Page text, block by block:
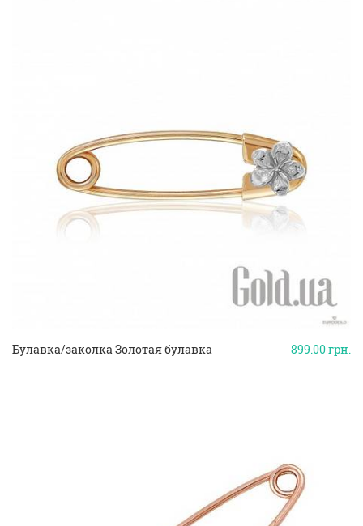
899.00грн.
Булавка/заколка Золотая булавка